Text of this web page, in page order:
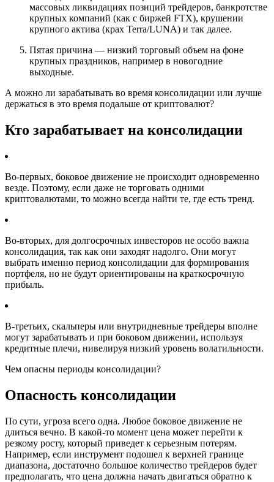
массовых ликвидациях позиций трейдеров, банкротстве
крупных компаний (как с биржей FTX), крушении
крупного актива (крах Terra/LUNA) и так далее.
Пятая причина — низкий торговый объем на фоне
крупных праздников, например в новогодние
выходные.
А можно ли зарабатывать во время консолидации или лучше
держаться в это время подальше от криптовалют?
Кто зарабатывает на консолидации
Во-первых, боковое движение не происходит одновременно
везде. Поэтому, если даже не торговать одними
криптовалютами, то можно всегда найти те, где есть тренд.
Во-вторых, для долгосрочных инвесторов не особо важна
консолидация, так как они заходят надолго. Они могут
выбрать именно период консолидации для формирования
портфеля, но не будут ориентированы на краткосрочную
прибыль.
В-третьих, скальперы или внутридневные трейдеры вполне
могут зарабатывать и при боковом движении, используя
кредитные плечи, нивелируя низкий уровень волатильности.
Чем опасны периоды консолидации?
Опасность консолидации
По сути, угроза всего одна. Любое боковое движение не
длиться вечно. В какой-то момент цена может перейти к
резкому росту, который приведет к серьезным потерям.
Например, если инструмент подошел к верхней границе
диапазона, достаточно большое количество трейдеров будет
предполагать, что цена должна начать двигаться обратно к